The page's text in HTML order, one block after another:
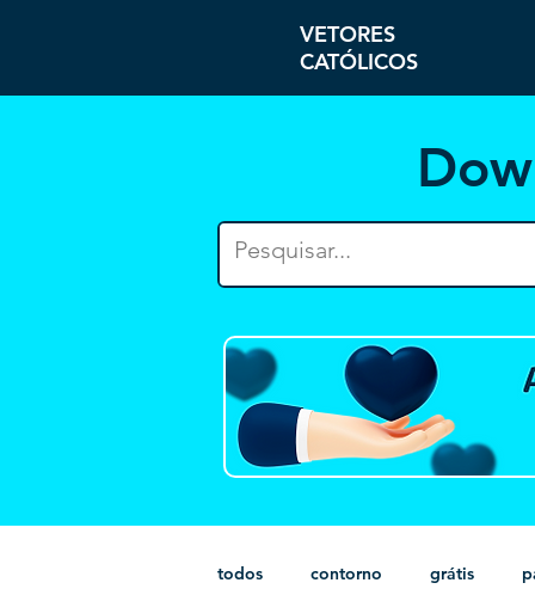
VETORES
CATÓLICOS
todos contorno grátis